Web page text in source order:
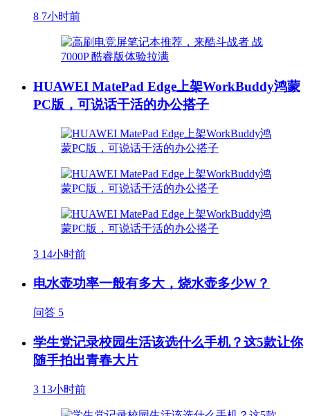
8 7小时前
HUAWEI MatePad Edge上架WorkBuddy鸿蒙
PC版，可说话干活的办公搭子
3 14小时前
电水壶功率一般有多大，烧水壶多少W？
问答 5
学生党记录校园生活该选什么手机？这5款让你
随手拍出青春大片
3 13小时前